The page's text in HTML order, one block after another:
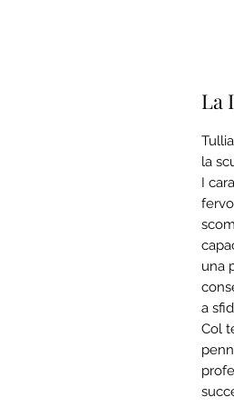
La
la
I
una
a
Col